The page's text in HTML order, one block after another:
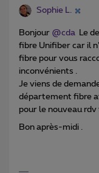
Sophie L.
Bonjour @cda Le
fibre Unifiber car il
fibre pour vous
inconvénients .
Je viens de
département fibre
pour le nouveau
Bon après-midi .